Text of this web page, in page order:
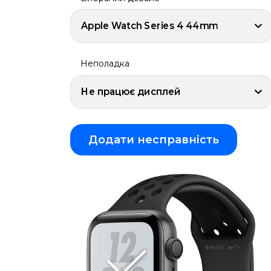
iPhone
iPhone
Max
iPhone
Plus
iPhone
iPhone
16
iPhone
15
Pro
Max
iPhone
15
Plus
iPhone
Apple Watch Series 4 44mm
Неполадка
Не працює дисплей
Додати несправність